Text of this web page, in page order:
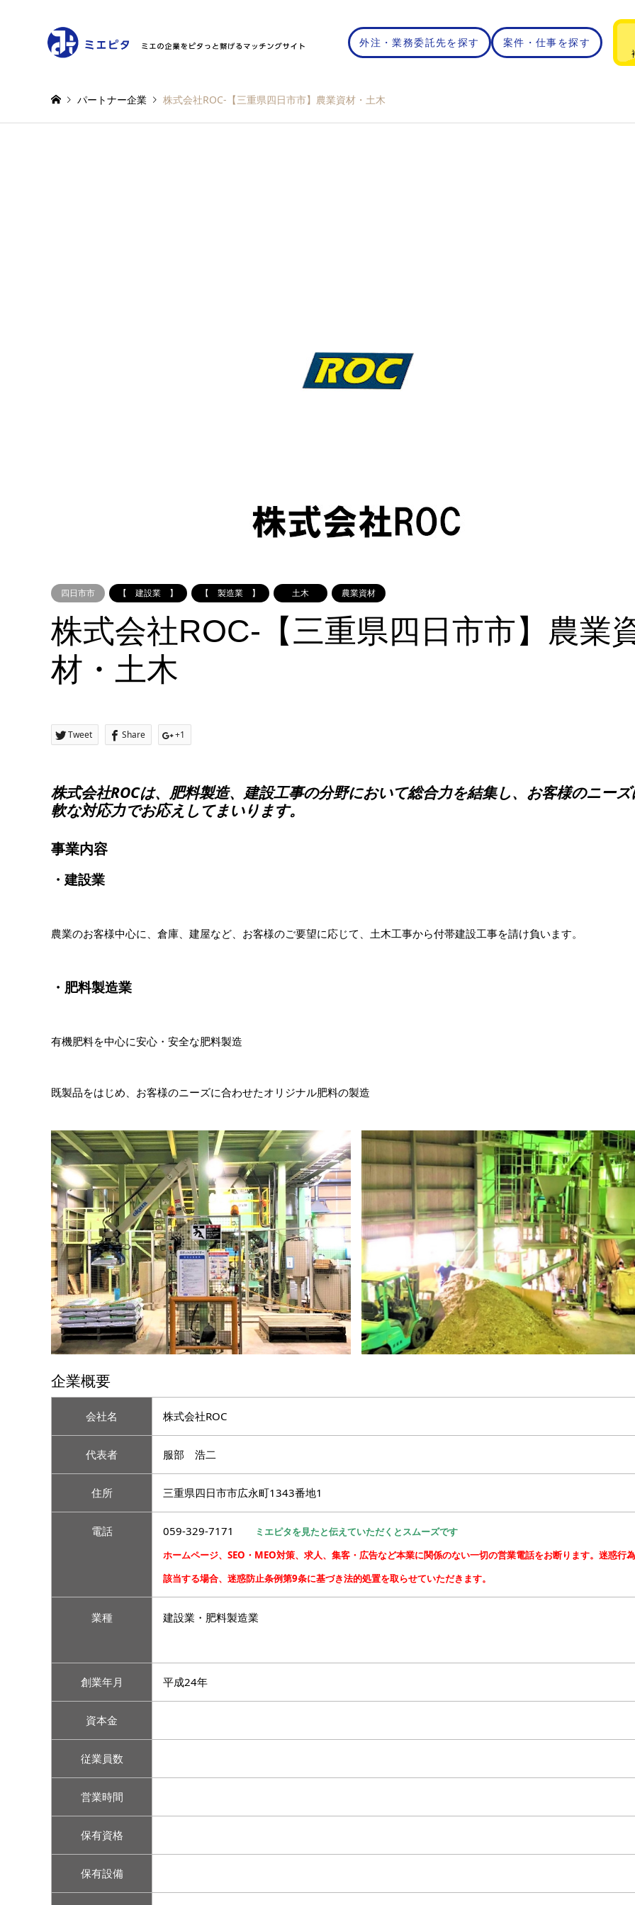
外注・業務委託先を探す 案件・仕事を探す
パートナー企業 株式会社ROC-【三重県四日市市】農業資材・土木
四日市市 【 建設業 】 【 製造業 】 土木 農業資材
株式会社ROC-【三重県四日市市】農業
材・土木
Tweet Share +1
株式会社ROCは、肥料製造、建設工事の分野において総合力を結集し、お客様のニーズ
軟な対応力でお応えしてまいります。
事業内容
・建設業
農業のお客様中心に、倉庫、建屋など、お客様のご要望に応じて、土木工事から付帯建設工事を請け負います。
・肥料製造業
有機肥料を中心に安心・安全な肥料製造
既製品をはじめ、お客様のニーズに合わせたオリジナル肥料の製造
企業概要
会社名 株式会社ROC
代表者 服部 浩二
住所 三重県四日市市広永町1343番地1
電話 059-329-7171
ミエピタを見たと伝えていただくとスムーズです
ホームページ、SEO・MEO対策、求人、集客・広告など本業に関係のない一切の営業電話をお断ります。迷惑行
該当する場合、迷惑防止条例第9条に基づき法的処置を取らせていただきます。
業種 建設業・肥料製造業
創業年月 平成24年
資本金
従業員数
営業時間
保有資格
保有設備